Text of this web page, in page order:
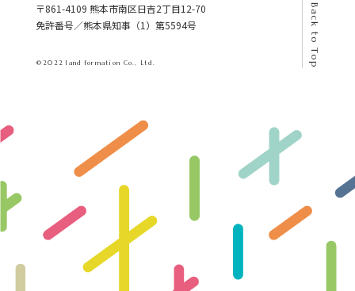
Back to Top
〒861-4109 熊本市南区日吉2丁目12-70
免許番号／熊本県知事（1）第5594号
©2022 land formation Co., Ltd.